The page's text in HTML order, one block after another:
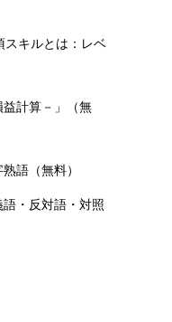
スキルとは：レベ
計算－」（無
語（無料）
・反対語・対照